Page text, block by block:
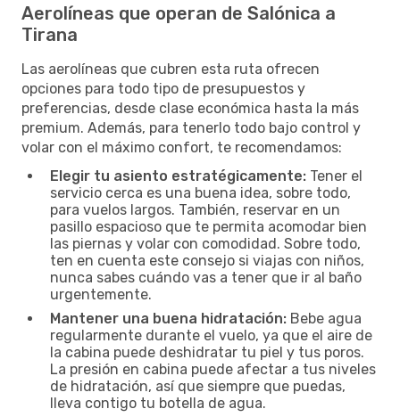
Aerolíneas que operan de Salónica a
Tirana
Las aerolíneas que cubren esta ruta ofrecen
opciones para todo tipo de presupuestos y
preferencias, desde clase económica hasta la más
premium. Además, para tenerlo todo bajo control y
volar con el máximo confort, te recomendamos:
Elegir tu asiento estratégicamente: Tener el
servicio cerca es una buena idea, sobre todo,
para vuelos largos. También, reservar en un
pasillo espacioso que te permita acomodar bien
las piernas y volar con comodidad. Sobre todo,
ten en cuenta este consejo si viajas con niños,
nunca sabes cuándo vas a tener que ir al baño
urgentemente.
Mantener una buena hidratación: Bebe agua
regularmente durante el vuelo, ya que el aire de
la cabina puede deshidratar tu piel y tus poros.
La presión en cabina puede afectar a tus niveles
de hidratación, así que siempre que puedas,
lleva contigo tu botella de agua.